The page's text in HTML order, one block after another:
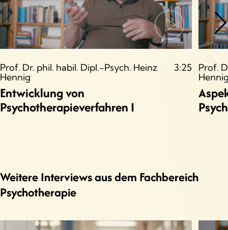
Prof. Dr. phil. habil. Dipl.-Psych. Heinz
Hennig
3:25
Entwicklung von
Psychotherapieverfahren I
Prof.
Weitere Interviews aus dem Fachbereich
Psychotherapie